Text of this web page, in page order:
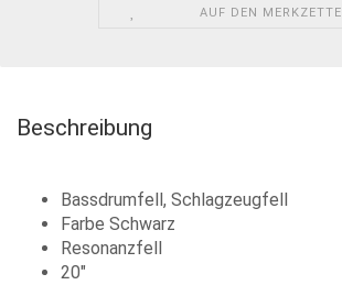
AUF DEN
Beschreibung
Bassdrumfell, Schlagzeugfell
Farbe Schwarz
Resonanzfell
20"